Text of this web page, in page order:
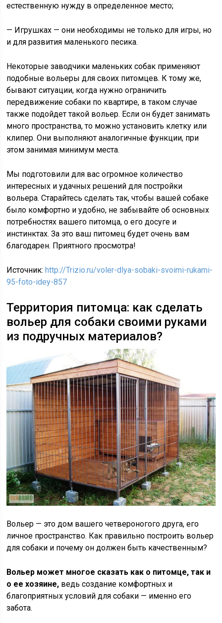
естественную нужду в определенное место;
— Игрушках — они необходимы не только для игры, но
и для развития маленького песика.
Некоторые заводчики маленьких собак применяют
подобные вольеры для своих питомцев. К тому же,
бывают ситуации, когда нужно ограничить
передвижение собаки по квартире, в таком случае
также подойдет такой вольер. Если он будет занимать
много пространства, то можно установить клетку или
клипер. Они выполняют аналогичные функции, при
этом занимая минимум места.
Мы подготовили для вас огромное количество
интересных и удачных решений для постройки
вольера. Старайтесь сделать так, чтобы вашей собаке
было комфортно и удобно, не забывайте об основных
потребностях вашего питомца, о его досуге и
инстинктах. За это ваш питомец будет очень вам
благодарен. Приятного просмотра!
Источник:http://Trizio.ru/voler-dlya-sobaki-svoimi-rukami-
95-foto-idey-857
Территория питомца: как сделать
вольер для собаки своими руками
из подручных материалов?
Вольер — это дом вашего четвероногого друга, его
личное пространство. Как правильно построить вольер
для собаки и почему он должен быть качественным?
Вольер может многое сказать как о питомце, так и
о ее хозяине, ведь создание комфортных и
благоприятных условий для собаки — именно его
забота.